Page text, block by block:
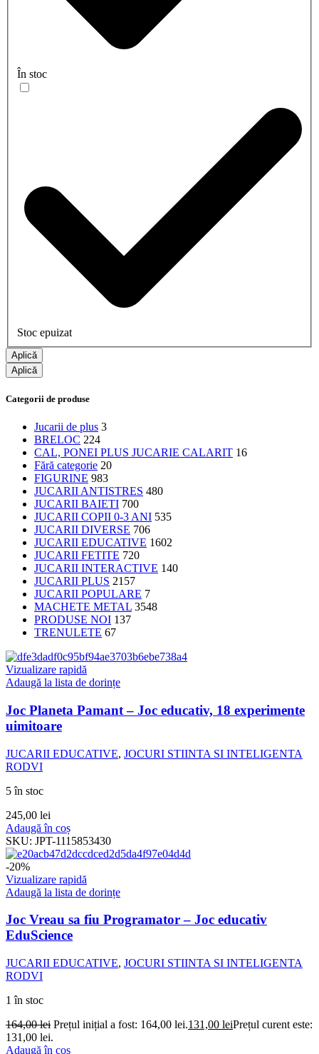
În stoc
Stoc epuizat
Aplică
Aplică
Categorii de produse
Jucarii de plus 3
BRELOC 224
CAL, PONEI PLUS JUCARIE CALARIT 16
Fără categorie 20
FIGURINE 983
JUCARII ANTISTRES 480
JUCARII BAIETI 700
JUCARII COPII 0-3 ANI 535
JUCARII DIVERSE 706
JUCARII EDUCATIVE 1602
JUCARII FETITE 720
JUCARII INTERACTIVE 140
JUCARII PLUS 2157
JUCARII POPULARE 7
MACHETE METAL 3548
PRODUSE NOI 137
TRENULETE 67
Vizualizare rapidă
Adaugă la lista de dorințe
Joc Planeta Pamant – Joc educativ, 18 experimente
uimitoare
JUCARII EDUCATIVE, JOCURI STIINTA SI INTELIGENTA
RODVI
5 în stoc
245,00 lei
Adaugă în coș
SKU: JPT-1115853430
-20%
Vizualizare rapidă
Adaugă la lista de dorințe
Joc Vreau sa fiu Programator – Joc educativ
EduScience
JUCARII EDUCATIVE, JOCURI STIINTA SI INTELIGENTA
RODVI
1 în stoc
164,00lei Prețul inițial a fost: 164,00 lei.131,00 leiPrețul curent este:
131,00 lei.
Adaugă în coș